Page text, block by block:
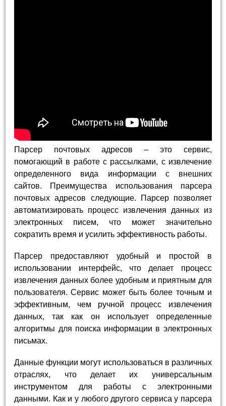
Парсер почтовых адресов – это сервис,
помогающий в работе с рассылками, с извлечение
определенного вида информации с внешних
сайтов. Преимущества использования парсера
почтовых адресов следующие. Парсер позволяет
автоматизировать процесс извлечения данных из
электронных писем, что может значительно
сократить время и усилить эффективность работы.
Парсер предоставляют удобный и простой в
использовании интерфейс, что делает процесс
извлечения данных более удобным и приятным для
пользователя. Сервис может быть более точным и
эффективным, чем ручной процесс извлечения
данных, так как он использует определенные
алгоритмы для поиска информации в электронных
письмах.
Данные функции могут использоваться в различных
отраслях, что делает их универсальным
инструментом для работы с электронными
данными. Как и у любого другого сервиса у парсера